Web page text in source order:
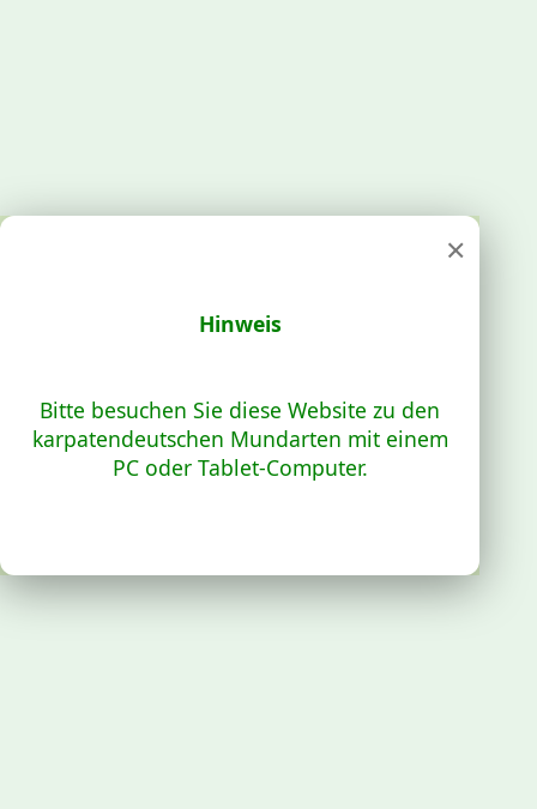
×
Hinweis
Bitte besuchen Sie diese Website zu den
karpatendeutschen Mundarten mit einem
PC oder Tablet-Computer.